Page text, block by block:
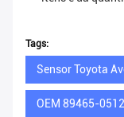
Tags:
Sensor Toyota
OEM 89465-